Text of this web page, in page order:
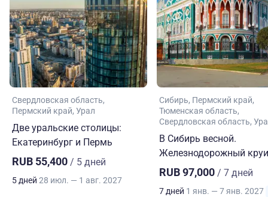
Свердловская область
Пермский край Урал
Две уральские столицы:
Екатеринбург и Пермь
RUB 55,400 / 5 дней
5 дней 28 июл. — 1 авг. 2027
Сибирь Пермский край
Тюменская область
Свердловская область
В Сибирь весной.
Железнодорожный
RUB 97,000 / 7 дней
7 дней 1 янв. — 7 янв. 2027